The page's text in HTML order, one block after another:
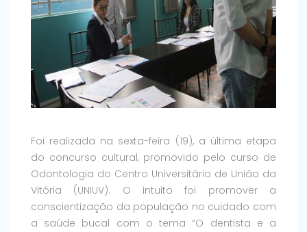
Foi realizada na sexta-feira (19), a última etapa
do concurso cultural, promovido pelo curso de
Odontologia do Centro Universitário de União da
Vitória (UNIUV). O intuito foi promover a
conscientização da população no cuidado com
a saúde bucal com o tema “O dentista e a